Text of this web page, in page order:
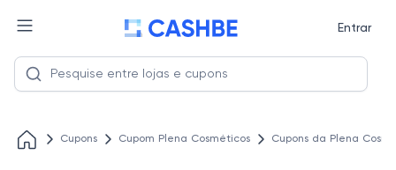
Entrar
Cupons Cupom Plena Cosméticos Cupons da Plena